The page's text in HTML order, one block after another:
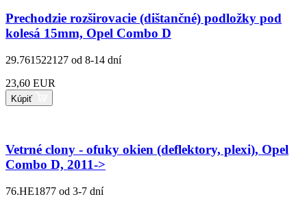
Prechodzie rozširovacie (dištančné) podložky pod
kolesá 15mm, Opel Combo D
29.761522127 od 8-14 dní
23,60 EUR
Kúpiť
Vetrné clony - ofuky okien (deflektory, plexi), Opel
Combo D, 2011->
76.HE1877 od 3-7 dní